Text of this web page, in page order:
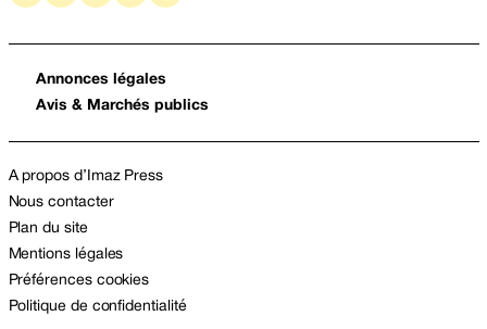
Annonces légales
Avis & Marchés publics
A propos d’Imaz Press
Nous contacter
Plan du site
Mentions légales
Préférences cookies
Politique de confidentialité